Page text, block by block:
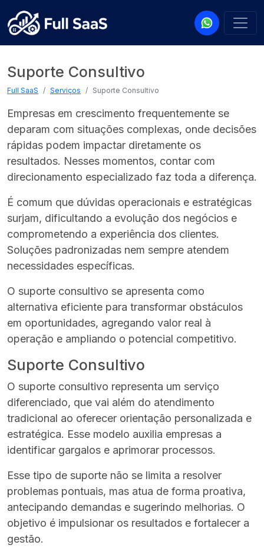
Suporte Consultivo
Full SaaS Serviços Suporte Consultivo
Empresas em crescimento frequentemente se
deparam com situações complexas, onde decisões
rápidas podem impactar diretamente os
resultados. Nesses momentos, contar com
direcionamento especializado faz toda a diferença.
É comum que dúvidas operacionais e estratégicas
surjam, dificultando a evolução dos negócios e
comprometendo a experiência dos clientes.
Soluções padronizadas nem sempre atendem
necessidades específicas.
O suporte consultivo se apresenta como
alternativa eficiente para transformar obstáculos
em oportunidades, agregando valor real à
operação e ampliando o potencial competitivo.
Suporte Consultivo
O suporte consultivo representa um serviço
diferenciado, que vai além do atendimento
tradicional ao oferecer orientação personalizada e
estratégica. Esse modelo auxilia empresas a
identificar gargalos e aprimorar processos.
Esse tipo de suporte não se limita a resolver
problemas pontuais, mas atua de forma proativa,
antecipando demandas e sugerindo melhorias. O
objetivo é impulsionar os resultados e fortalecer a
gestão.